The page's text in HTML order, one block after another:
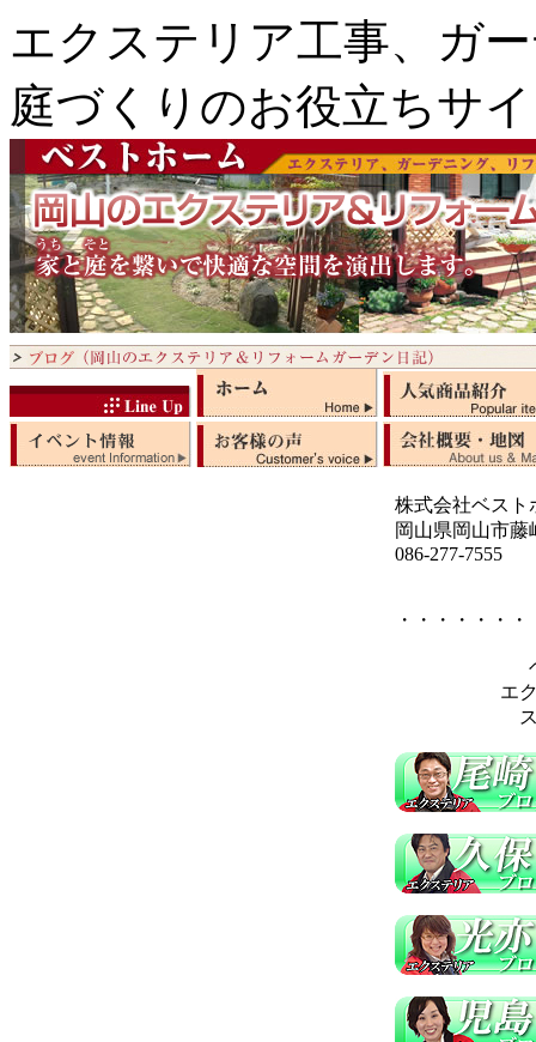
エクステリア工事、ガ
庭づくりのお役立ちサ
株式会社ベスト
岡山県岡山市藤
086-277-7555
・・・・・・
エ